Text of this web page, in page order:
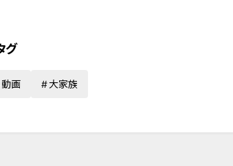
グ
動画 大家族